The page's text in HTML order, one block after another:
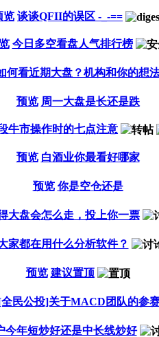
览 谈谈QFII的误区 -_-==
今日多空看盘人气排行榜
何看近期大盘？机构和你的想
预览 周一大盘是长还是跌
牛市操作时的七点注意
预览 白酒业你最看好哪家
预览 你是空仓还是
大盘会怎么走，投上你一票
家都在用什么分析软件？
预览 建议置顶
全民公投]关于MACD团队的参
今年短炒好还是中长线炒好